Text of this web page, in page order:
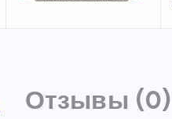
Отзывы (0)